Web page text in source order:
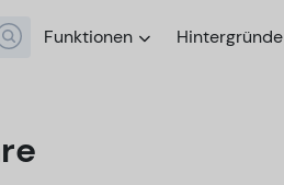
Funktionen Hintergründe